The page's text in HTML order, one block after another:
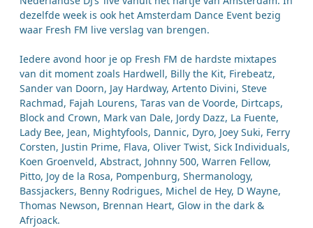
dezelfde week is ook het Amsterdam Dance Event bezig
waar Fresh FM live verslag van brengen.
Iedere avond hoor je op Fresh FM de hardste mixtapes
van dit moment zoals Hardwell, Billy the Kit, Firebeatz,
Sander van Doorn, Jay Hardway, Artento Divini, Steve
Rachmad, Fajah Lourens, Taras van de Voorde, Dirtcaps,
Block and Crown, Mark van Dale, Jordy Dazz, La Fuente,
Lady Bee, Jean, Mightyfools, Dannic, Dyro, Joey Suki, Ferry
Corsten, Justin Prime, Flava, Oliver Twist, Sick Individuals,
Koen Groenveld, Abstract, Johnny 500, Warren Fellow,
Pitto, Joy de la Rosa, Pompenburg, Shermanology,
Bassjackers, Benny Rodrigues, Michel de Hey, D Wayne,
Thomas Newson, Brennan Heart, Glow in the dark &
Afrjoack.